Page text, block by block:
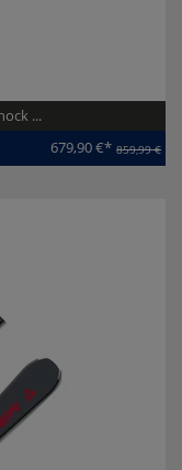
...
679,90 €* 859,99 €